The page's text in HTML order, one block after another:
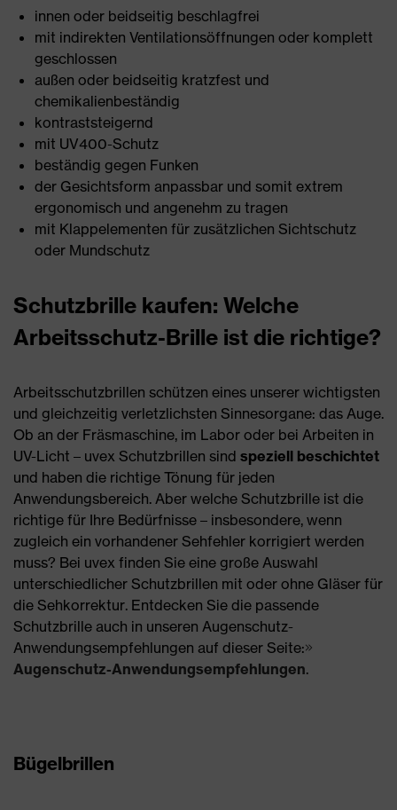
innen oder beidseitig beschlagfrei
mit indirekten Ventilationsöffnungen oder komplett
geschlossen
außen oder beidseitig kratzfest und
chemikalienbeständig
kontraststeigernd
mit UV400-Schutz
beständig gegen Funken
der Gesichtsform anpassbar und somit extrem
ergonomisch und angenehm zu tragen
mit Klappelementen für zusätzlichen Sichtschutz
oder Mundschutz
Schutzbrille kaufen: Welche
Arbeitsschutz-Brille ist die richtige?
Arbeitsschutzbrillen schützen eines unserer wichtigsten
und gleichzeitig verletzlichsten Sinnesorgane: das Auge.
Ob an der Fräsmaschine, im Labor oder bei Arbeiten in
UV-Licht – uvex Schutzbrillen sind speziell beschichtet
und haben die richtige Tönung für jeden
Anwendungsbereich. Aber welche Schutzbrille ist die
richtige für Ihre Bedürfnisse – insbesondere, wenn
zugleich ein vorhandener Sehfehler korrigiert werden
muss? Bei uvex finden Sie eine große Auswahl
unterschiedlicher Schutzbrillen mit oder ohne Gläser für
die Sehkorrektur. Entdecken Sie die passende
Schutzbrille auch in unseren Augenschutz-
Anwendungsempfehlungen auf dieser Seite:
Augenschutz-Anwendungsempfehlungen.
Bügelbrillen